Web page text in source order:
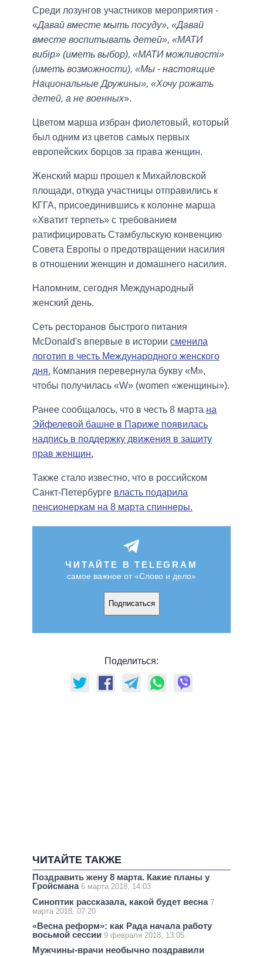
Среди лозунгов участников мероприятия -
«Давай вместе мыть посуду», «Давай
вместе воспитывать детей», «МАТИ
вибір» (иметь выбор), «МАТИ можливості»
(иметь возможности), «Мы - настоящие
Национальные Дружины», «Хочу рожать
детей, а не военных».
Цветом марша избран фиолетовый, который
был одним из цветов самых первых
европейских борцов за права женщин.
Женский марш прошел к Михайловской
площади, откуда участницы отправились к
КГГА, присоединившись к колонне марша
«Хватит терпеть» с требованием
ратифицировать Стамбульскую конвенцию
Совета Европы о предотвращении насилия
в отношении женщин и домашнего насилия.
Напомним, сегодня Международный
женский день.
Сеть ресторанов быстрого питания
McDonald's впервые в истории сменила
логотип в честь Международного женского
дня. Компания перевернула букву «M»,
чтобы получилась «W» (women «женщины»).
Ранее сообщалось, что в честь 8 марта на
Эйфелевой башне в Париже появилась
надпись в поддержку движения в защиту
прав женщин.
Также стало известно, что в российском
Санкт-Петербурге власть подарила
пенсионеркам на 8 марта спиннеры.
ЧИТАЙТЕ В TELEGRAM
самое важное от «Слово и дело»
Подписаться
Поделиться:
ЧИТАЙТЕ ТАКЖЕ
Поздравить жену 8 марта. Какие планы у
Гройсмана 6 марта 2018, 14:03
Синоптик рассказала, какой будет весна 7
марта 2018, 07:20
«Весна реформ»: как Рада начала работу
восьмой сессии 9 февраля 2018, 13:05
Мужчины-врачи необычно поздравили